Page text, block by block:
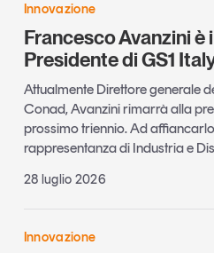
Innovazione
Francesco Avanzini è
Presidente di GS1
Attualmente Direttore generale
Conad, Avanzini rimarrà alla
prossimo triennio. Ad
rappresentanza di Industria e
28 luglio 2026
Innovazione